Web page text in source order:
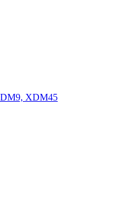
XDM45